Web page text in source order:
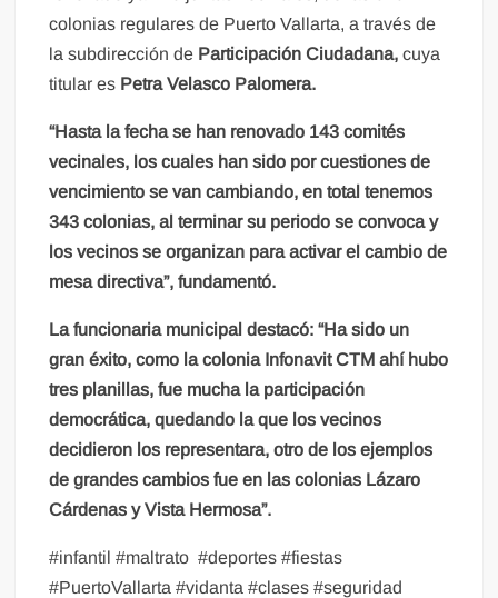
colonias regulares de Puerto Vallarta, a través de
la subdirección de Participación Ciudadana, cuya
titular es Petra Velasco Palomera.
“Hasta la fecha se han renovado 143 comités
vecinales, los cuales han sido por cuestiones de
vencimiento se van cambiando, en total tenemos
343 colonias, al terminar su periodo se convoca y
los vecinos se organizan para activar el cambio de
mesa directiva”, fundamentó.
La funcionaria municipal destacó: “Ha sido un
gran éxito, como la colonia Infonavit CTM ahí hubo
tres planillas, fue mucha la participación
democrática, quedando la que los vecinos
decidieron los representara, otro de los ejemplos
de grandes cambios fue en las colonias Lázaro
Cárdenas y Vista Hermosa”.
#infantil #maltrato #deportes #fiestas
#PuertoVallarta #vidanta #clases #seguridad